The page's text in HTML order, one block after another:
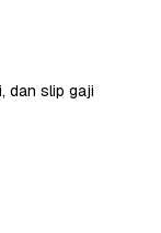
dan slip gaji